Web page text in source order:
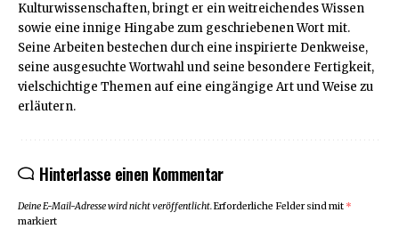
Kulturwissenschaften, bringt er ein weitreichendes Wissen
sowie eine innige Hingabe zum geschriebenen Wort mit.
Seine Arbeiten bestechen durch eine inspirierte Denkweise,
seine ausgesuchte Wortwahl und seine besondere Fertigkeit,
vielschichtige Themen auf eine eingängige Art und Weise zu
erläutern.
Hinterlasse einen Kommentar
Deine E-Mail-Adresse wird nicht veröffentlicht.Erforderliche Felder sind mit *
markiert